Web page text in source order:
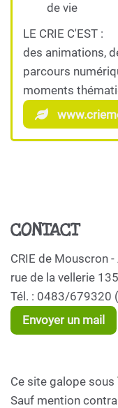
de vie
LE CRIE C'EST :
des animations,
parcours
moments
CONTACT
CRIE de Mouscron
rue de la vellerie
Tél. : 0483/679320
Envoyer un mail
Ce site galope sous
Sauf mention